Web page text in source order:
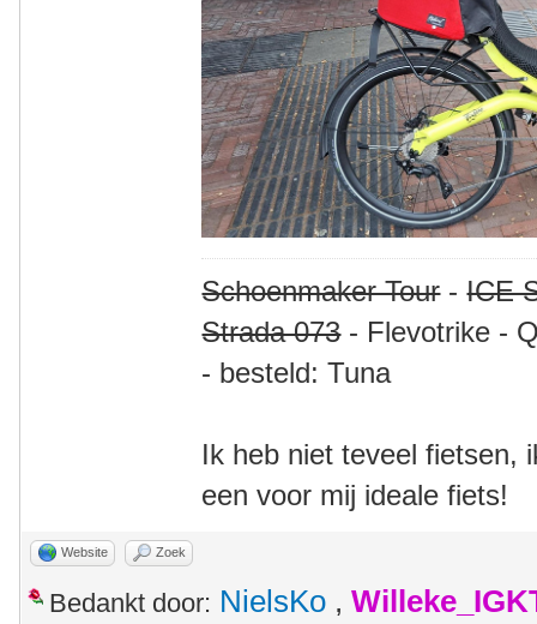
Schoenmaker Tour-ICE
Strada 073- Flevotrike -
- besteld: Tuna
Ik heb niet teveel fietsen,
een voor mij ideale fiets!
Website Zoek
Bedankt door: NielsKo ,